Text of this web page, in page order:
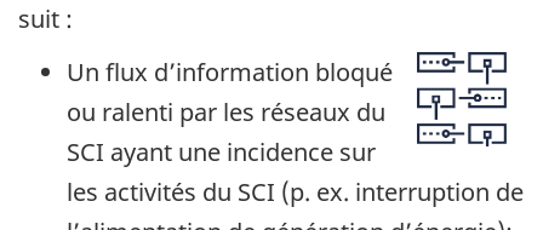
suit :
Un flux d’information bloqué
ou ralenti par les réseaux du
SCI ayant une incidence sur
les activités du SCI (p. ex. interruption de